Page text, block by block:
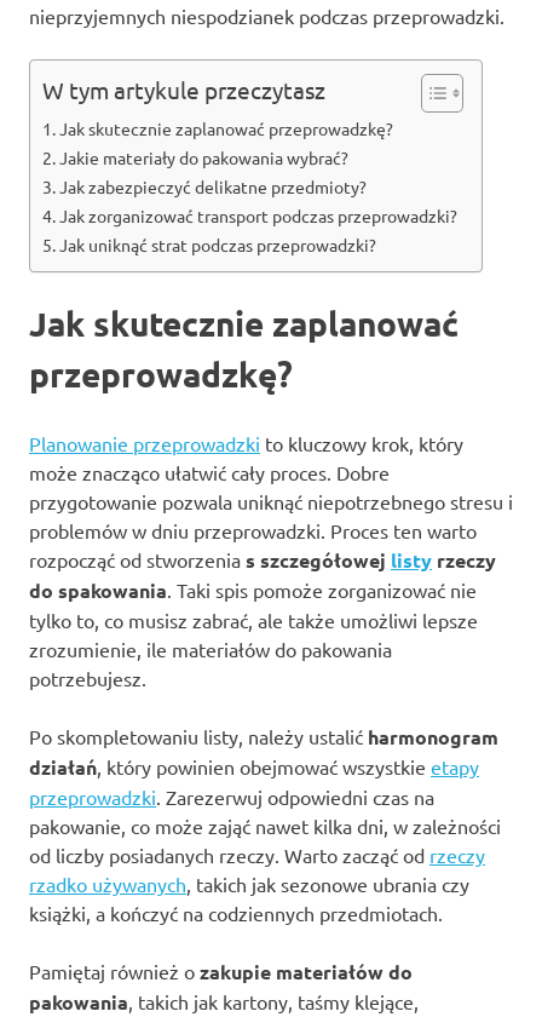
nieprzyjemnych niespodzianek podczas przeprowadzki.
W tym artykule przeczytasz
Jak skutecznie zaplanować przeprowadzkę?
Jakie materiały do pakowania wybrać?
Jak zabezpieczyć delikatne przedmioty?
Jak zorganizować transport podczas przeprowadzki?
Jak uniknąć strat podczas przeprowadzki?
Jak skutecznie zaplanować
przeprowadzkę?
Planowanie przeprowadzki to kluczowy krok, który
może znacząco ułatwić cały proces. Dobre
przygotowanie pozwala uniknąć niepotrzebnego stresu i
problemów w dniu przeprowadzki. Proces ten warto
rozpocząć od stworzenia s szczegółowej listy rzeczy
do spakowania . Taki spis pomoże zorganizować nie
tylko to, co musisz zabrać, ale także umożliwi lepsze
zrozumienie, ile materiałów do pakowania
potrzebujesz.
Po skompletowaniu listy, należy ustalić harmonogram
działań , który powinien obejmować wszystkie etapy
przeprowadzki . Zarezerwuj odpowiedni czas na
pakowanie, co może zająć nawet kilka dni, w zależności
od liczby posiadanych rzeczy. Warto zacząć od rzeczy
rzadko używanych , takich jak sezonowe ubrania czy
książki, a kończyć na codziennych przedmiotach.
Pamiętaj również o zakupie materiałów do
pakowania , takich jak kartony, taśmy klejące,